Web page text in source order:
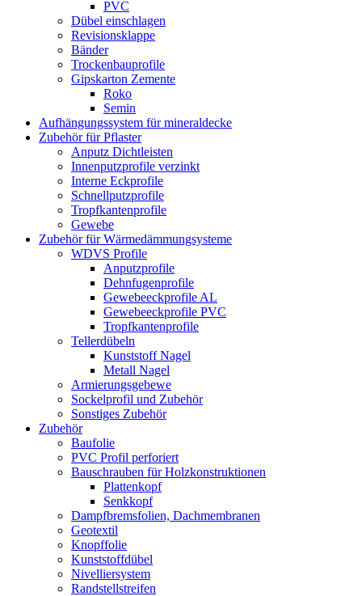
PVC
Dübel einschlagen
Revisionsklappe
Bänder
Trockenbauprofile
Gipskarton Zemente
Roko
Semin
Aufhängungssystem für mineraldecke
Zubehör für Pflaster
Anputz Dichtleisten
Innenputzprofile verzinkt
Interne Eckprofile
Schnellputzprofile
Tropfkantenprofile
Gewebe
Zubehör für Wärmedämmungsysteme
WDVS Profile
Anputzprofile
Dehnfugenprofile
Gewebeeckprofile AL
Gewebeeckprofile PVC
Tropfkantenprofile
Tellerdübeln
Kunststoff Nagel
Metall Nagel
Armierungsgebewe
Sockelprofil und Zubehör
Sonstiges Zubehör
Zubehör
Baufolie
PVC Profil perforiert
Bauschrauben für Holzkonstruktionen
Plattenkopf
Senkkopf
Dampfbremsfolien, Dachmembranen
Geotextil
Knopffolie
Kunststoffdübel
Nivelliersystem
Randstellstreifen